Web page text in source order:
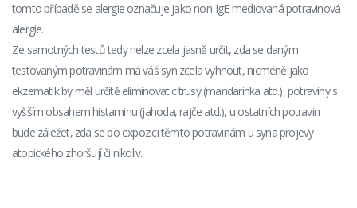
tomto případě se alergie označuje jako non-IgE mediovaná potravinová
alergie.
Ze samotných testů tedy nelze zcela jasně určit, zda se daným
testovaným potravinám má váš syn zcela vyhnout, nicméně jako
ekzematik by měl určitě eliminovat citrusy (mandarinka atd.), potraviny s
vyšším obsahem histaminu (jahoda, rajče atd.), u ostatních potravin
bude záležet, zda se po expozici těmto potravinám u syna projevy
atopického zhoršují či nikoliv.